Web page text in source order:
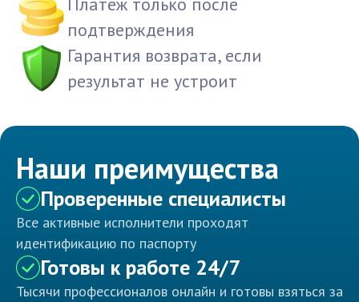
подтверждения
Гарантия возврата, если
результат не устроит
Наши преимущества
Проверенные специалисты
Все активные исполнители проходят
идентификацию по паспорту
Готовы к работе 24/7
Тысячи профессионалов онлайн и готовы взяться за